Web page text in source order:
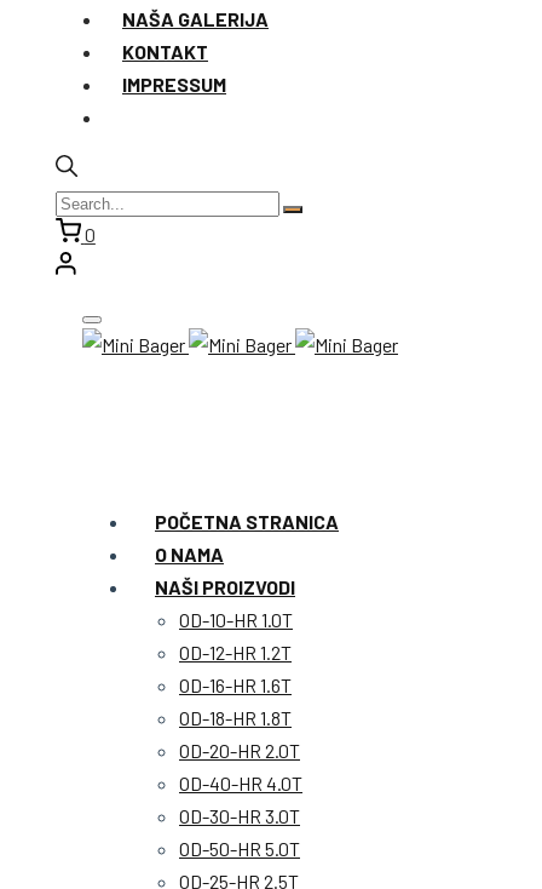
NAŠA GALERIJA
KONTAKT
IMPRESSUM
0
POČETNA STRANICA
O NAMA
NAŠI PROIZVODI
OD-10-HR 1.0T
OD-12-HR 1.2T
OD-16-HR 1.6T
OD-18-HR 1.8T
OD-20-HR 2.0T
OD-40-HR 4.0T
OD-30-HR 3.0T
OD-50-HR 5.0T
OD-25-HR 2.5T